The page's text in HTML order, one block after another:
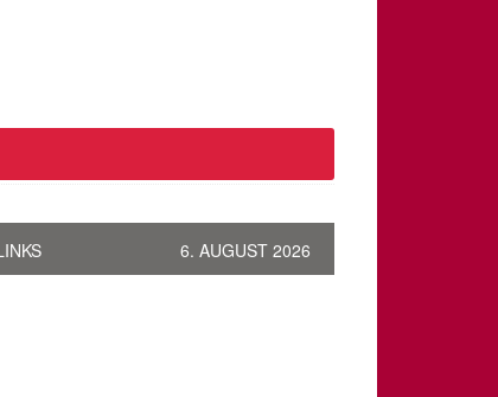
6. AUGUST 2026